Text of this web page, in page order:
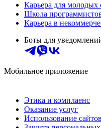
Карьера для молодых
Школа
Карьера в
Боты для
Мобильное приложение
Этика и комплаенс
Оказание услуг
Использование сайтов